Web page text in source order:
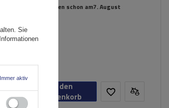
Wir versenden schon am7. August
In den
Warenkorb
Sie
Immer aktiv